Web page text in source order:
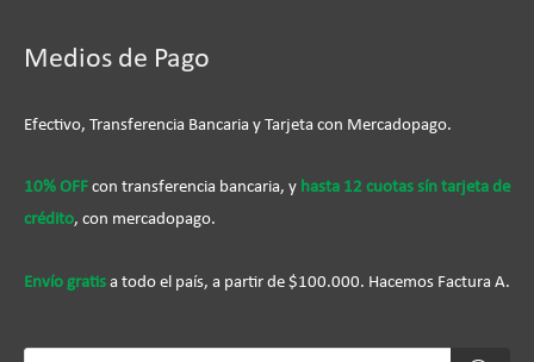
Medios de Pago
Efectivo, Transferencia Bancaria y Tarjeta con Mercadopago.
10% OFF con transferencia bancaria, y hasta 12 cuotas sín tarjeta de
crédito, con mercadopago.
Envío gratis a todo el país, a partir de $100.000. Hacemos Factura A.
Búsqueda